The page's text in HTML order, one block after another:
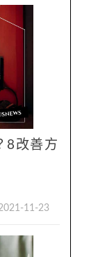
8改善方
11-23